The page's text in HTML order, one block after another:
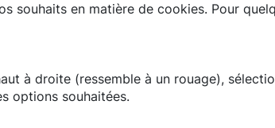
souhaits en matière de cookies. Pour
à droite (ressemble à un rouage),
options souhaitées.